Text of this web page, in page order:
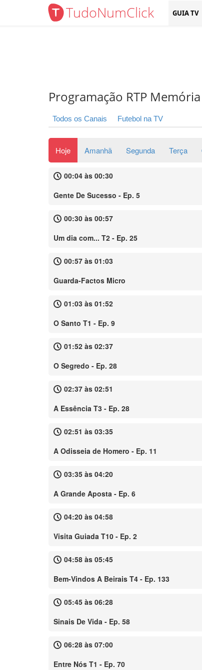
TudoNumClick GUIA TV
Programação RTP
Todos os Canais Futebol na TV
Hoje Amanhã Segunda Terça
00:04 às 00:30
Gente De Sucesso - Ep. 5
00:30 às 00:57
Um dia com... T2 - Ep. 25
00:57 às 01:03
Guarda-Factos Micro
01:03 às 01:52
O Santo T1 - Ep. 9
01:52 às 02:37
O Segredo - Ep. 28
02:37 às 02:51
A Essência T3 - Ep. 28
02:51 às 03:35
A Odisseia de Homero - Ep. 11
03:35 às 04:20
A Grande Aposta - Ep. 6
04:20 às 04:58
Visita Guiada T10 - Ep. 2
04:58 às 05:45
Bem-Vindos A Beirais T4 - Ep. 133
05:45 às 06:28
Sinais De Vida - Ep. 58
06:28 às 07:00
Entre Nós T1 - Ep. 70